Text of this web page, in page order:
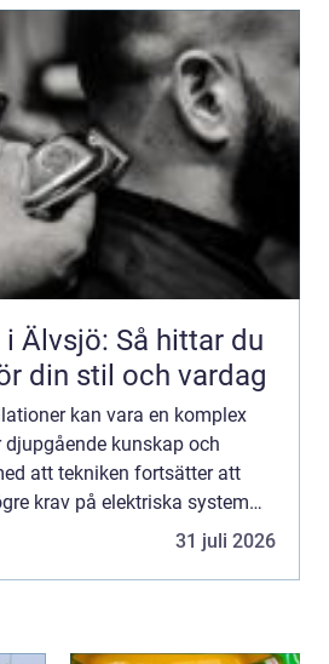
Älvsjö: Så hittar du
din stil och vardag
kan vara en komplex
kunskap och
att tekniken fortsätter att
krav på elektriska system
31 juli 2026